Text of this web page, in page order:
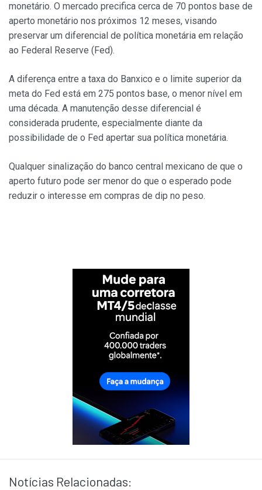
monetário. O mercado precifica cerca de 70 pontos base de
aperto monetário nos próximos 12 meses, visando
preservar um diferencial de política monetária em relação
ao Federal Reserve (Fed).
A diferença entre a taxa do Banxico e o limite superior da
meta do Fed está em 275 pontos base, o menor nível em
uma década. A manutenção desse diferencial é
considerada prudente, especialmente diante da
possibilidade de o Fed apertar sua política monetária.
Qualquer sinalização do banco central mexicano de que o
aperto futuro pode ser menor do que o esperado pode
reduzir o interesse em compras de dip no peso.
Notícias Relacionadas: